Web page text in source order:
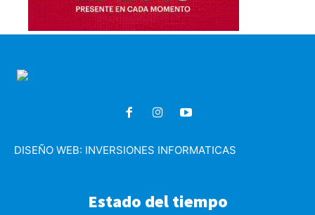
DISEÑO WEB: INVERSIONES INFORMATICAS
Estado del tiempo